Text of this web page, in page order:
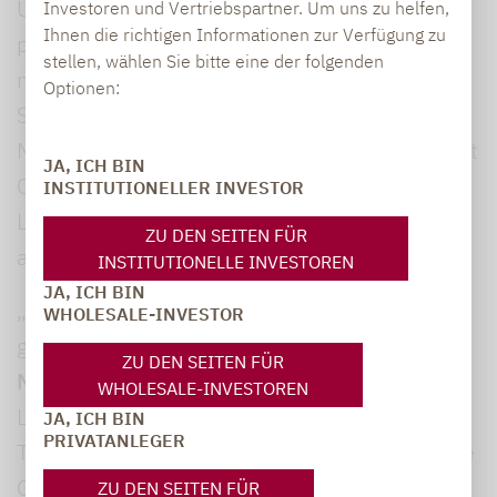
Investoren und Vertriebspartner. Um uns zu helfen,
Ihnen die richtigen Informationen zur Verfügung zu
stellen, wählen Sie bitte eine der folgenden
Optionen:
JA, ICH BIN
INSTITUTIONELLER INVESTOR
ZU DEN SEITEN FÜR
INSTITUTIONELLE INVESTOREN
JA, ICH BIN
WHOLESALE-INVESTOR
ZU DEN SEITEN FÜR
WHOLESALE-INVESTOREN
JA, ICH BIN
PRIVATANLEGER
ZU DEN SEITEN FÜR
Unabhängigkeit, Spezialisierung und
partnerschaftlicher Unternehmensstruktur
nimmt Lupus alpha bis heute eine
Gründung konsequent ausgebaut, um
Leistungsträgern im Unternehmen eine
attraktive Perspektive zu bieten.
„Wir wollen die besten Köpfe der Branche
gewinnen und sie langfristig binden“, sagt
Michael Frick, Managing Partner und CFO
Lupus alpha. „Das gelingt, indem wir Top-
Talenten früh Verantwortung übertragen sowie
Gestaltungs- und Entscheidungsspielräume